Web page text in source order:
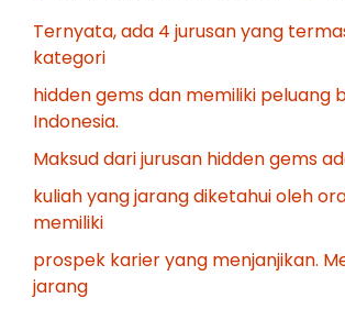
Ternyata, ada 4 jurusan yang
kategori
hidden gems dan memiliki peluang
Indonesia.
Maksud dari jurusan hidden gems
kuliah yang jarang diketahui oleh
memiliki
prospek karier yang menjanjikan.
jarang